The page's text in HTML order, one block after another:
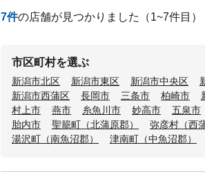
7件の店舗が見つかりました （1~7件目）
市区町村を選ぶ
新潟市北区 新潟市東区 新潟市中央区
新潟市西蒲区
長岡市 三条市 柏崎市
村上市
燕市 糸魚川市 妙高市 五泉市
胎内市
聖籠町（北蒲原郡） 弥彦村（西
湯沢町（南魚沼郡）
津南町（中魚沼郡）